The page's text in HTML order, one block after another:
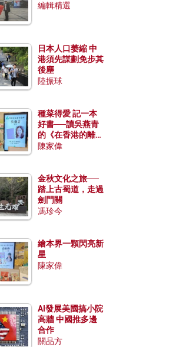
編輯精選
日本人口萎縮 中
港須先謀劃免步其
後塵
陸振球
種菜得愛 記一本
好書──讀吳燕青
的《在香港的離島
種菜》
陳家偉
金秋文化之旅──
踏上古蜀道，走過
劍門關
馮珍今
繪本界一顆閃亮新
星
陳家偉
AI發展美國搞小院
高牆 中國推多邊
合作
關品方